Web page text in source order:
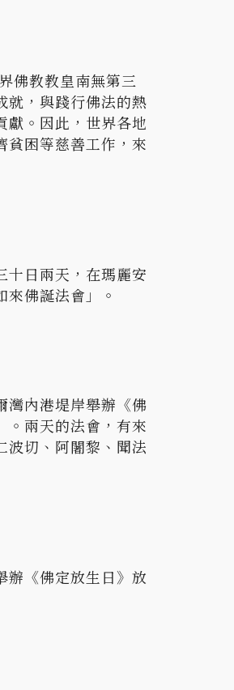
佛教教皇南無第三
就，與踐行佛法的熱
獻。因此，世界各地
貧困等慈善工作，來
十日兩天，在瑪麗安
佛誕法會」。
灣內港堤岸舉辦《佛
。兩天的法會，有來
波切、阿闍黎、聞法
辦《佛定放生日》放